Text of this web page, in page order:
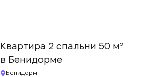
Квартира 2 спальни 50 м²
в Бенидорме
Бенидорм